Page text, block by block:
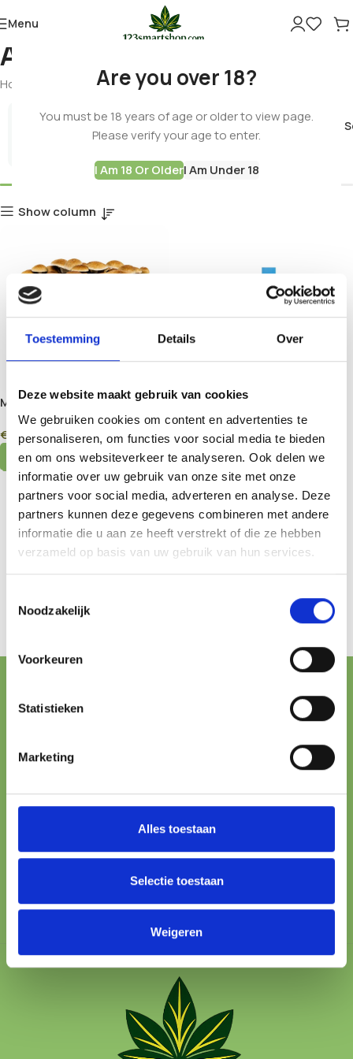
Toestemming Details Over
Deze website maakt gebruik van cookies
We gebruiken cookies om content en advertenties te
personaliseren, om functies voor social media te bieden
en om ons websiteverkeer te analyseren. Ook delen we
informatie over uw gebruik van onze site met onze
partners voor social media, adverteren en analyse. Deze
partners kunnen deze gegevens combineren met andere
informatie die u aan ze heeft verstrekt of die ze hebben
verzameld op basis van uw gebruik van hun services.
Noodzakelijk
Voorkeuren
Statistieken
Marketing
Alles toestaan
Selectie toestaan
Weigeren
Are you over 18?
You must be 18 years of age or older to view page.
Please verify your age to enter.
I Am 18 Or OlderI Am Under 18
Menu
Amazonian strain
Home Products tagged “Amazonian strain”
Best Deals
Cannabis
Show column
Mondo B+ Mushroom Grow
Kit 100% Mycelium
€ 39,95–€49,95
Select Options
Reliable Amazonian
Mushroom Spore Vial with
PES Medium for Consistent
Growth
€18,00
Add To Cart
All major methods
We’re here to help
100% SAFE
Protected checkout